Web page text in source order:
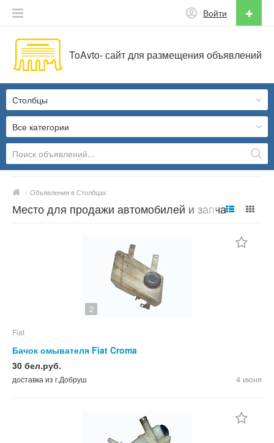
ToAvto- сайт для размещения объявлений
Войти
Все категории
Столбцы
/ Объявления в Столбцах
Место для продажи автомобилей и запчастей
2
Fiat
Бачок омывателя Fiat Croma
30 бел.руб.
доставка из г.Добруш 4 июня